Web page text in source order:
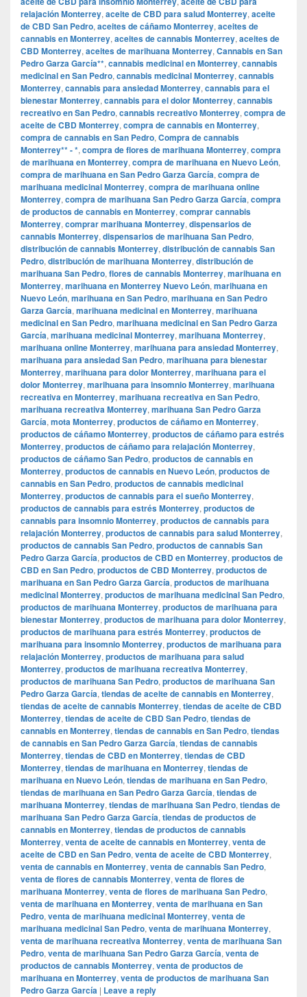
relajación Monterrey, aceite de CBD para salud Monterrey, aceite
de CBD San Pedro, aceites de cáñamo Monterrey, aceites de
cannabis en Monterrey, aceites de cannabis Monterrey, aceites de
CBD Monterrey, aceites de marihuana Monterrey, Cannabis en San
Pedro Garza García**, cannabis medicinal en Monterrey, cannabis
medicinal en San Pedro, cannabis medicinal Monterrey, cannabis
Monterrey, cannabis para ansiedad Monterrey, cannabis para el
bienestar Monterrey, cannabis para el dolor Monterrey, cannabis
recreativo en San Pedro, cannabis recreativo Monterrey, compra de
aceite de CBD Monterrey, compra de cannabis en Monterrey,
compra de cannabis en San Pedro, Compra de cannabis
Monterrey** - *, compra de flores de marihuana Monterrey, compra
de marihuana en Monterrey, compra de marihuana en Nuevo León,
compra de marihuana en San Pedro Garza García, compra de
marihuana medicinal Monterrey, compra de marihuana online
Monterrey, compra de marihuana San Pedro Garza García, compra
de productos de cannabis en Monterrey, comprar cannabis
Monterrey, comprar marihuana Monterrey, dispensarios de
cannabis Monterrey, dispensarios de marihuana San Pedro,
distribución de cannabis Monterrey, distribución de cannabis San
Pedro, distribución de marihuana Monterrey, distribución de
marihuana San Pedro, flores de cannabis Monterrey, marihuana en
Monterrey, marihuana en Monterrey Nuevo León, marihuana en
Nuevo León, marihuana en San Pedro, marihuana en San Pedro
Garza García, marihuana medicinal en Monterrey, marihuana
medicinal en San Pedro, marihuana medicinal en San Pedro Garza
García, marihuana medicinal Monterrey, marihuana Monterrey,
marihuana online Monterrey, marihuana para ansiedad Monterrey,
marihuana para ansiedad San Pedro, marihuana para bienestar
Monterrey, marihuana para dolor Monterrey, marihuana para el
dolor Monterrey, marihuana para insomnio Monterrey, marihuana
recreativa en Monterrey, marihuana recreativa en San Pedro,
marihuana recreativa Monterrey, marihuana San Pedro Garza
García, mota Monterrey, productos de cáñamo en Monterrey,
productos de cáñamo Monterrey, productos de cáñamo para estrés
Monterrey, productos de cáñamo para relajación Monterrey,
productos de cáñamo San Pedro, productos de cannabis en
Monterrey, productos de cannabis en Nuevo León, productos de
cannabis en San Pedro, productos de cannabis medicinal
Monterrey, productos de cannabis para el sueño Monterrey,
productos de cannabis para estrés Monterrey, productos de
cannabis para insomnio Monterrey, productos de cannabis para
relajación Monterrey, productos de cannabis para salud Monterrey,
productos de cannabis San Pedro, productos de cannabis San
Pedro Garza García, productos de CBD en Monterrey, productos de
CBD en San Pedro, productos de CBD Monterrey, productos de
marihuana en San Pedro Garza García, productos de marihuana
medicinal Monterrey, productos de marihuana medicinal San Pedro,
productos de marihuana Monterrey, productos de marihuana para
bienestar Monterrey, productos de marihuana para dolor Monterrey,
productos de marihuana para estrés Monterrey, productos de
marihuana para insomnio Monterrey, productos de marihuana para
relajación Monterrey, productos de marihuana para salud
Monterrey, productos de marihuana recreativa Monterrey,
productos de marihuana San Pedro, productos de marihuana San
Pedro Garza García, tiendas de aceite de cannabis en Monterrey,
tiendas de aceite de cannabis Monterrey, tiendas de aceite de CBD
Monterrey, tiendas de aceite de CBD San Pedro, tiendas de
cannabis en Monterrey, tiendas de cannabis en San Pedro, tiendas
de cannabis en San Pedro Garza García, tiendas de cannabis
Monterrey, tiendas de CBD en Monterrey, tiendas de CBD
Monterrey, tiendas de marihuana en Monterrey, tiendas de
marihuana en Nuevo León, tiendas de marihuana en San Pedro,
tiendas de marihuana en San Pedro Garza García, tiendas de
marihuana Monterrey, tiendas de marihuana San Pedro, tiendas de
marihuana San Pedro Garza García, tiendas de productos de
cannabis en Monterrey, tiendas de productos de cannabis
Monterrey, venta de aceite de cannabis en Monterrey, venta de
aceite de CBD en San Pedro, venta de aceite de CBD Monterrey,
venta de cannabis en Monterrey, venta de cannabis San Pedro,
venta de flores de cannabis Monterrey, venta de flores de
marihuana Monterrey, venta de flores de marihuana San Pedro,
venta de marihuana en Monterrey, venta de marihuana en San
Pedro, venta de marihuana medicinal Monterrey, venta de
marihuana medicinal San Pedro, venta de marihuana Monterrey,
venta de marihuana recreativa Monterrey, venta de marihuana San
Pedro, venta de marihuana San Pedro Garza García, venta de
productos de cannabis Monterrey, venta de productos de
marihuana en Monterrey, venta de productos de marihuana San
Pedro Garza García | Leave a reply